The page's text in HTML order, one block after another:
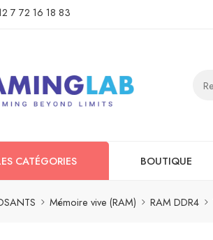
7 72 16 18 83
CATÉGORIES BOUTIQUE
Mémoire vive (RAM) RAM DDR4